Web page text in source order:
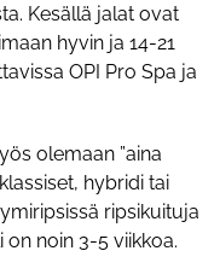
Kesällä jalat ovat
hyvin ja 14-21
OPI Pro Spa ja
olemaan ”aina
hybridi tai
ripsikuituja
noin 3-5 viikkoa.